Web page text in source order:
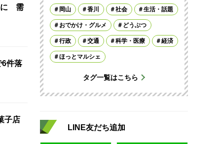
に 需
件落
子店
岡山 香川 社会 生活・話題
おでかけ・グルメ どうぶつ
行政 交通 科学・医療 経済
ほっとマルシェ
タグ一覧はこちら
LINE友だち追加